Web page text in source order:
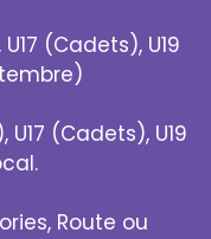
(Cadets), U19
U17 (Cadets), U19
Route ou